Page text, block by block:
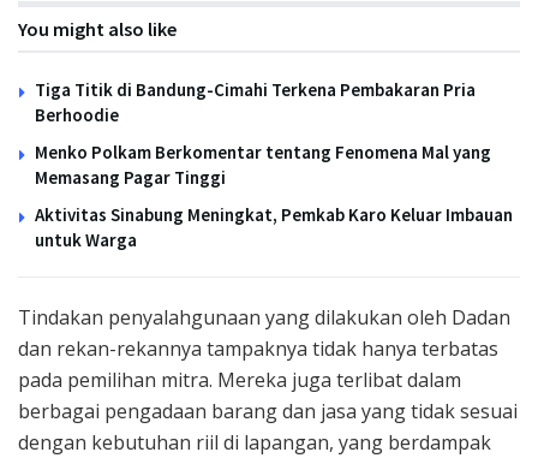
You might also like
Tiga Titik di Bandung-Cimahi Terkena Pembakaran Pria
Berhoodie
Menko Polkam Berkomentar tentang Fenomena Mal yang
Memasang Pagar Tinggi
Aktivitas Sinabung Meningkat, Pemkab Karo Keluar Imbauan
untuk Warga
Tindakan penyalahgunaan yang dilakukan oleh Dadan
dan rekan-rekannya tampaknya tidak hanya terbatas
pada pemilihan mitra. Mereka juga terlibat dalam
berbagai pengadaan barang dan jasa yang tidak sesuai
dengan kebutuhan riil di lapangan, yang berdampak